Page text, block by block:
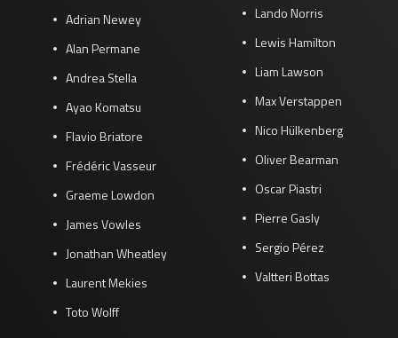
Adrian Newey
Alan Permane
Andrea Stella
Ayao Komatsu
Flavio Briatore
Frédéric Vasseur
Graeme Lowdon
James Vowles
Jonathan Wheatley
Laurent Mekies
Toto Wolff
Lando Norris
Lewis Hamilton
Liam Lawson
Max Verstappen
Nico Hülkenberg
Oliver Bearman
Oscar Piastri
Pierre Gasly
Sergio Pérez
Valtteri Bottas